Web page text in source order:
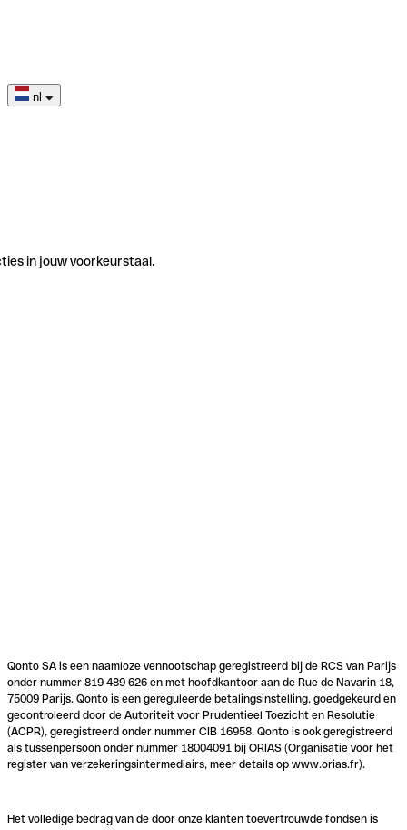
nl
in jouw voorkeurstaal.
Qonto SA is een naamloze vennootschap geregistreerd bij de RCS van Parijs
onder nummer 819 489 626 en met hoofdkantoor aan de Rue de Navarin 18,
75009 Parijs. Qonto is een gereguleerde betalingsinstelling, goedgekeurd en
gecontroleerd door de Autoriteit voor Prudentieel Toezicht en Resolutie
(ACPR), geregistreerd onder nummer CIB 16958. Qonto is ook geregistreerd
als tussenpersoon onder nummer 18004091 bij ORIAS (Organisatie voor het
register van verzekeringsintermediairs, meer details op www.orias.fr).
Het volledige bedrag van de door onze klanten toevertrouwde fondsen is